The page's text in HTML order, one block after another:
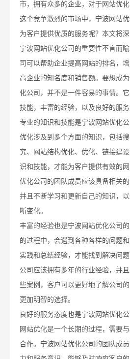
市，拥有众多的企业，对于网站优
这个竞争激烈的市场中，宁波网站优
为客户提供优质的服务呢？本文将深
宁波网站优化公司的重要性不言而
司可以帮助企业提高网站的排名，
高企业的知名度和销售额。要想成
化公司，并不是一件容易的事情。
技能，丰富的经验，以及良好的服务
专业的知识和技能是宁波网站优化
优化涉及到多个方面的知识，包括
究、网站结构优化、优化、链接建
识和技能，才能为客户提供有效的
优化公司的团队成员应该具备相关的
并且不断学习和更新自己的知识，
断变化。
丰富的经验也是宁波网站优化公司
的过程中，会遇到各种各样的问题
实践和总结经验，才能找到解决问
公司应该拥有多年的行业经验，并
些案例，客户可以更好地了解公司
更加明智的选择。
良好的服务态度也是宁波网站优化
网站优化是一个长期的过程，需要
合作。宁波网站优化公司的团队成